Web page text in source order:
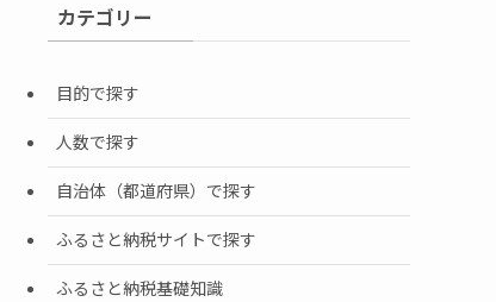
カテゴリー
目的で探す
人数で探す
自治体（都道府県）で探す
ふるさと納税サイトで探す
ふるさと納税基礎知識